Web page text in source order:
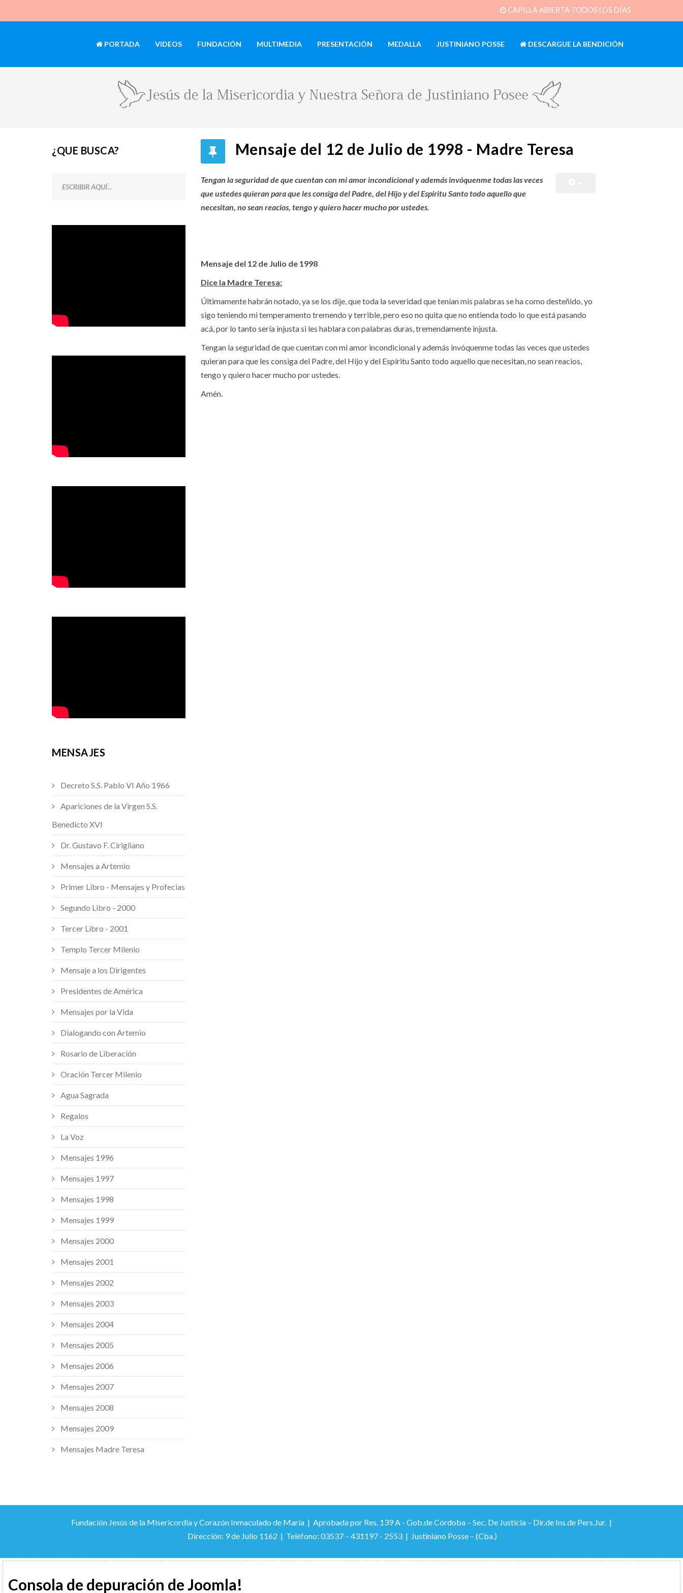
CAPILLA ABIERTA TODOS LOS DÍAS
PORTADA VIDEOS FUNDACIÓN MULTIMEDIA PRESENTACIÓN MEDALLA JUSTINIANO POSSE DESCARGUE LA BENDICIÓN
¿QUE BUSCA?
MENSAJES
Decreto S.S. Pablo VI Año 1966
Apariciones de la Virgen S.S.
Benedicto XVI
Dr. Gustavo F. Cirigliano
Mensajes a Artemio
Primer Libro - Mensajes y Profecias
Segundo Libro - 2000
Tercer Libro - 2001
Templo Tercer Milenio
Mensaje a los Dirigentes
Presidentes de América
Mensajes por la Vida
Dialogando con Artemio
Rosario de Liberación
Oración Tercer Milenio
Agua Sagrada
Regalos
La Voz
Mensajes 1996
Mensajes 1997
Mensajes 1998
Mensajes 1999
Mensajes 2000
Mensajes 2001
Mensajes 2002
Mensajes 2003
Mensajes 2004
Mensajes 2005
Mensajes 2006
Mensajes 2007
Mensajes 2008
Mensajes 2009
Mensajes Madre Teresa
Mensaje del 12 de Julio de 1998 - Madre Teresa
Tengan la seguridad de que cuentan con mi amor incondicional y además invóquenme todas las veces
que ustedes quieran para que les consiga del Padre, del Hijo y del Espíritu Santo todo aquello que
necesitan, no sean reacios, tengo y quiero hacer mucho por ustedes.
Mensaje del 12 de Julio de 1998
Dice la Madre Teresa:
Últimamente habrán notado, ya se los dije, que toda la severidad que tenían mis palabras se ha como desteñido, yo
sigo teniendo mi temperamento tremendo y terrible, pero eso no quita que no entienda todo lo que está pasando
acá, por lo tanto sería injusta si les hablara con palabras duras, tremendamente injusta.
Tengan la seguridad de que cuentan con mi amor incondicional y además invóquenme todas las veces que ustedes
quieran para que les consiga del Padre, del Hijo y del Espíritu Santo todo aquello que necesitan, no sean reacios,
tengo y quiero hacer mucho por ustedes.
Amén.
Fundación Jesús de la Misericordia y Corazón Inmaculado de María | Aprobada por Res. 139 A - Gob.de Córdoba – Sec. De Justicia – Dir.de Ins.de Pers.Jur. |
Dirección: 9 de Julio 1162 | Teléfono: 03537 – 431197 - 2553 | Justiniano Posse – (Cba.)
Consola de depuración de Joomla!